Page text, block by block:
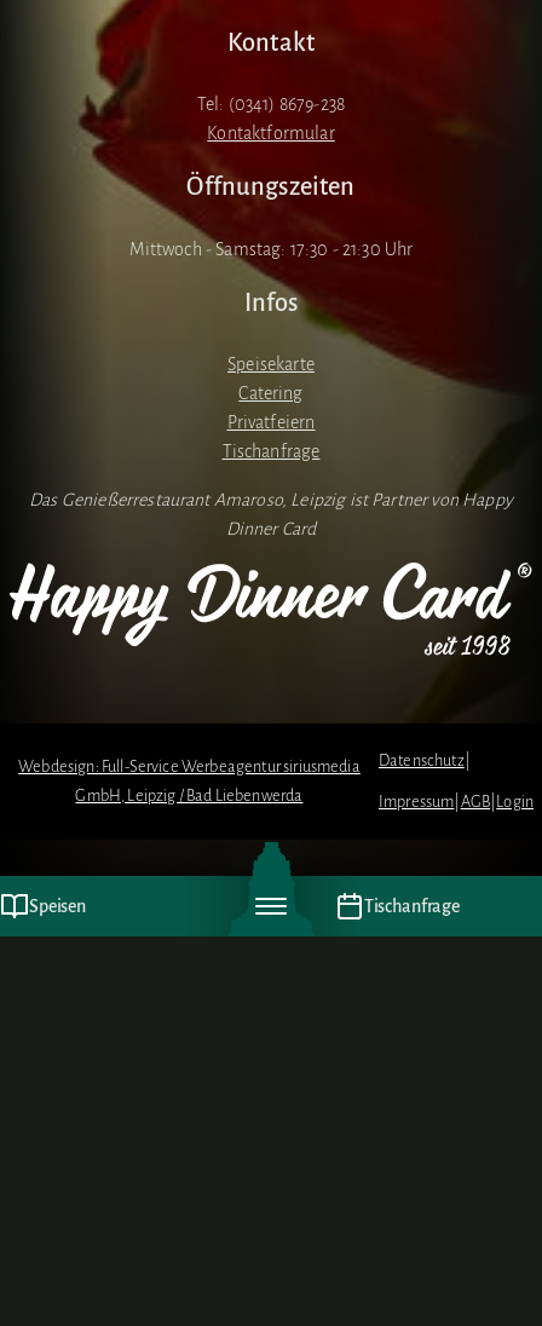
Speisen Tischanfrage
Kontakt
Tel: (0341) 8679-238
Kontaktformular
Öffnungszeiten
Mittwoch - Samstag: 17:30 - 21:30 Uhr
Infos
Speisekarte
Catering
Privatfeiern
Tischanfrage
Das Genießerrestaurant Amaroso, Leipzig ist Partner von Happy
Dinner Card
Webdesign: Full-Service Werbeagentur siriusmedia
GmbH, Leipzig / Bad Liebenwerda
Datenschutz|
Impressum AGB Login